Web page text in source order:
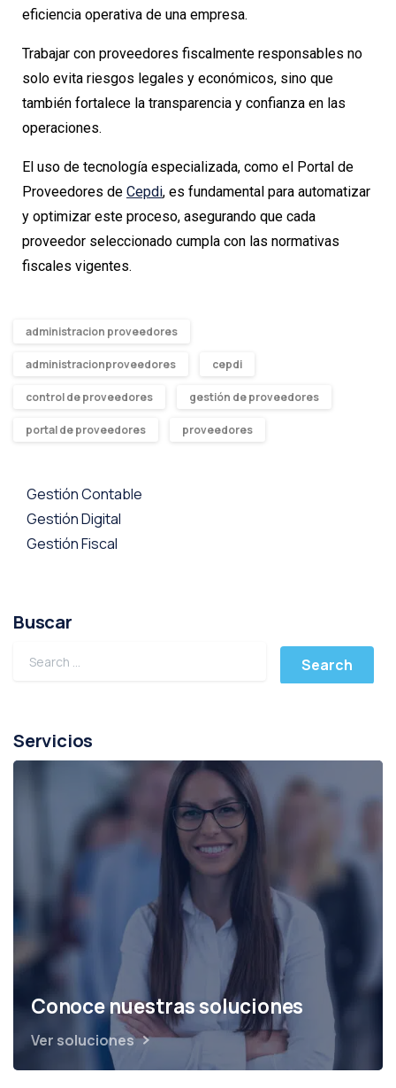
eficiencia operativa de una empresa.
Trabajar con proveedores fiscalmente responsables no
solo evita riesgos legales y económicos, sino que
también fortalece la transparencia y confianza en las
operaciones.
El uso de tecnología especializada, como el Portal de
Proveedores de Cepdi, es fundamental para automatizar
y optimizar este proceso, asegurando que cada
proveedor seleccionado cumpla con las normativas
fiscales vigentes.
administracion proveedores
administracionproveedores cepdi
control de proveedores gestión de proveedores
portal de proveedores proveedores
Gestión Contable
Gestión Digital
Gestión Fiscal
Buscar
Servicios
Conoce nuestras soluciones
Ver soluciones